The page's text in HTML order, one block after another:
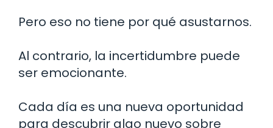
Pero eso no tiene por qué asustarnos.
Al contrario, la incertidumbre puede
ser emocionante.
Cada día es una nueva oportunidad
para descubrir algo nuevo sobre